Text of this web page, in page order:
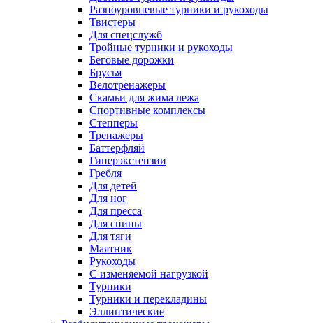
Разноуровневые турники и рукоходы
Твистеры
Для спецслужб
Тройные турники и рукоходы
Беговые дорожки
Брусья
Велотренажеры
Скамьи для жима лежа
Спортивные комплексы
Степперы
Тренажеры
Баттерфляй
Гиперэкстензии
Гребля
Для детей
Для ног
Для пресса
Для спины
Для тяги
Маятник
Рукоходы
С изменяемой нагрузкой
Турники
Турники и перекладины
Эллиптические